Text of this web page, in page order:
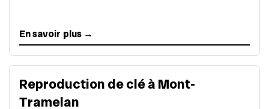
En savoir plus →
Reproduction de clé à Mont-
Tramelan